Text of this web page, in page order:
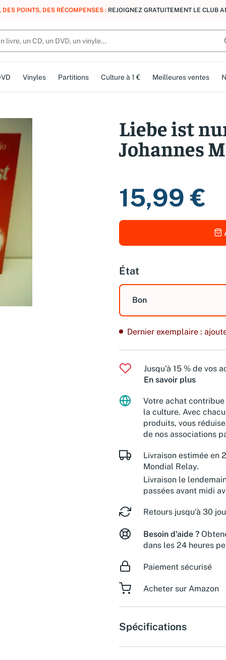
DES POINTS, DES RÉCOMPENSES : REJOIGNEZ GRATUITEMENT LE CLUB
Vinyles Partitions Culture à 1 € Meilleures ventes
Liebe ist
Johannes
15,99 €
État
Bon
Dernier exemplaire :
Jusqu'à 15 % de vos
En savoir plus
Votre achat
la culture. Avec
produits, vous
de nos associations
Livraison estimée en
Mondial Relay.
Livraison le
passées avant midi
Retours jusqu'à 30
Besoin d'aide ?
dans les 24 heures
Paiement sécurisé
Acheter sur Amazon
Spécifications